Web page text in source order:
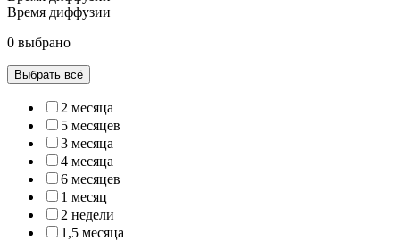
Время диффузии
0 выбрано
Выбрать всё
2 месяца
5 месяцев
3 месяца
4 месяца
6 месяцев
1 месяц
2 недели
1,5 месяца